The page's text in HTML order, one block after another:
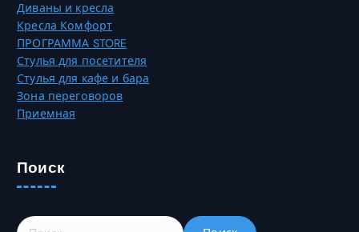
Диваны и кресла
Кресла Комфорт
ПРОГРАММА STORE
Стулья для посетителя
Стулья для кафе и бара
Зона переговоров
Приемная
Поиск
Н